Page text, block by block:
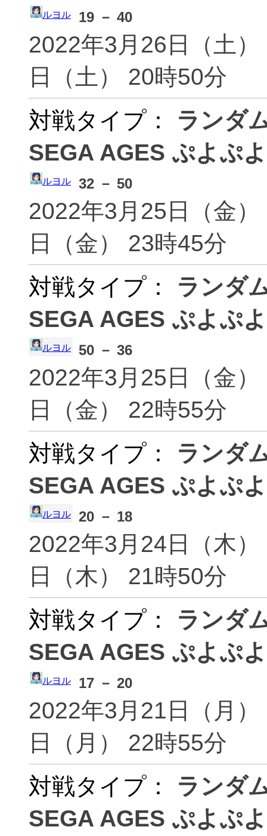
ルヨル 19 － 40
2022年3月26日（土
日（土） 20時50分
対戦タイプ： ランダ
SEGA AGES ぷよぷよ
ルヨル 32 － 50
2022年3月25日（金
日（金） 23時45分
対戦タイプ： ランダ
SEGA AGES ぷよぷよ
ルヨル 50 － 36
2022年3月25日（金
日（金） 22時55分
対戦タイプ： ランダ
SEGA AGES ぷよぷよ
ルヨル 20 － 18
2022年3月24日（木
日（木） 21時50分
対戦タイプ： ランダ
SEGA AGES ぷよぷよ
ルヨル 17 － 20
2022年3月21日（月
日（月） 22時55分
対戦タイプ： ランダ
SEGA AGES ぷよぷよ
(9514abcD)
akky(a_kky)
ああああ(aaaa)
みっつー(aaaaaaaaaaaaa)
11の刃(ABC0abcp)
11
ルアン(abcde)
ハ
れいと(abczyx)
K-
アクモス(acmsito)
ぷよクエユーザー(adgjm)
apple(adslkfhoi)
アゴン(agon)
Aiba(Aiba)
あ
あいき(aiki620)
ais(ais)
あ
yuta(ajsjtjvjsunlo)
jemia(akakamikaze)
赤柴るな(akashibaruna)
akiccho(akiccho)
AKIrA(AKIrA)
しゅーぼん(akirin456)
さ
akishika29(akishika29)
飽
秋子(akk)
さば。(akrasaba)
☆ア
akuma(akuma)
あれっくす(ALEX)
Alice(Alice)
全消しP(allclearp)
雨宮(amamiya)
天
あめ子(amedamakorokoro)
アメジスト(amethyst)
あ
おっすおっす！(aminity)
ｱﾓｲ@ゴンザレス(amoi)
あな(ana)
アンドリュー(andRy)
わ、すご(ano)
？
速攻しません(antihikakintv)
あ
ヒカシュープヨプヨ(aopy)